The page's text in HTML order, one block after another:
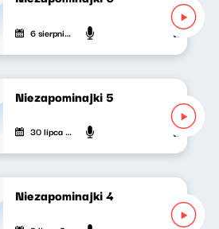
6 sierpnia 2023 Weronika
Niezapominajki 5
30 lipca 2023 Weronika
Niezapominajki 4